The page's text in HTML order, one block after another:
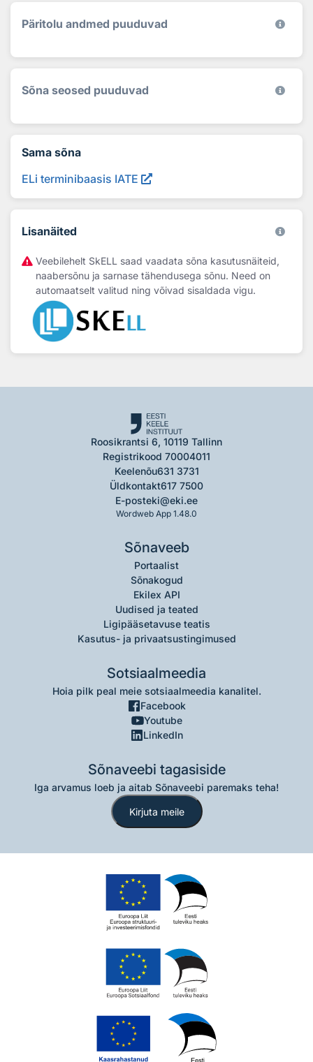
Päritolu andmed puuduvad
Sõna seosed puuduvad
Sama sõna
ELi terminibaasis IATE
Lisanäited
Veebilehelt SkELL saad vaadata sõna kasutusnäiteid,
naabersõnu ja sarnase tähendusega sõnu. Need on
automaatselt valitud ning võivad sisaldada vigu.
Roosikrantsi 6, 10119 Tallinn
Registrikood 70004011
Keelenõu631 3731
Üldkontakt617 7500
E-posteki@eki.ee
Wordweb App 1.48.0
Sõnaveeb
Portaalist
Sõnakogud
Ekilex API
Uudised ja teated
Ligipääsetavuse teatis
Kasutus- ja privaatsustingimused
Sotsiaalmeedia
Hoia pilk peal meie sotsiaalmeedia kanalitel.
Facebook
Youtube
LinkedIn
Sõnaveebi tagasiside
Iga arvamus loeb ja aitab Sõnaveebi paremaks teha!
Kirjuta meile